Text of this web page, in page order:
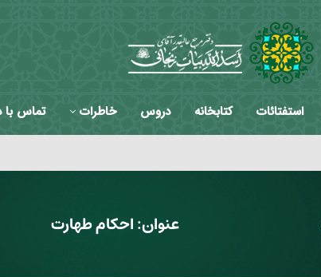
استفتائات کتابخانه دروس خاطرات تماس با
عنوان:احکام طهارت